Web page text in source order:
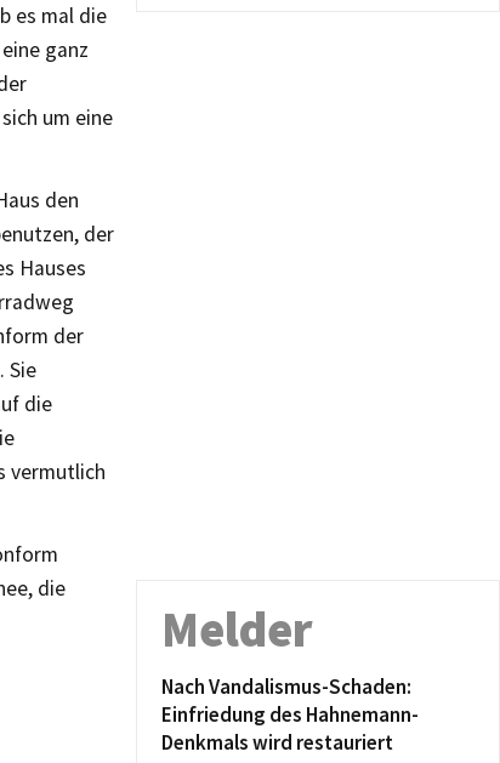
es mal die
ganz
um eine
den
der
Hauses
der
Sie
die
vermutlich
die
Melder
Nach Vandalismus-Schaden:
Einfriedung des Hahnemann-
Denkmals wird restauriert